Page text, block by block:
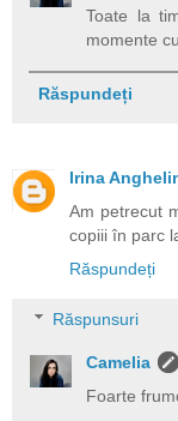
Toate la
momente
Răspundeți
Irina
Am petrecut
copiii în parc
Răspundeți
Răspunsuri
Camelia
Foarte